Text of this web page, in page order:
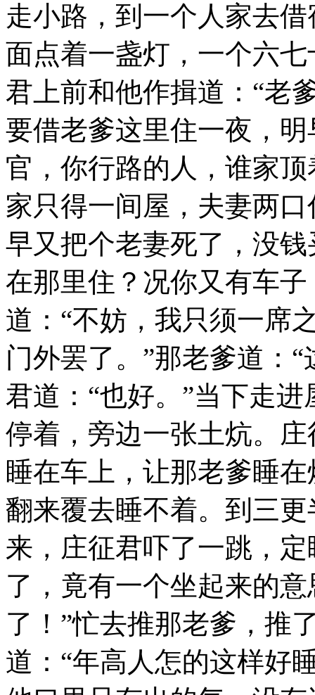
走小路，到一个人家去
面点着一盏灯，一个六
君上前和他作揖道：“老
要借老爹这里住一夜，
官，你行路的人，谁家
家只得一间屋，夫妻两
早又把个老妻死了，没
在那里住？况你又有车
道：“不妨，我只须一席
门外罢了。”那老爹道：
君道：“也好。”当下走
停着，旁边一张土炕。
睡在车上，让那老爹睡
翻来覆去睡不着。到三
来，庄征君吓了一跳，
了，竟有一个坐起来的
了！”忙去推那老爹，推
道：“年高人怎的这样好